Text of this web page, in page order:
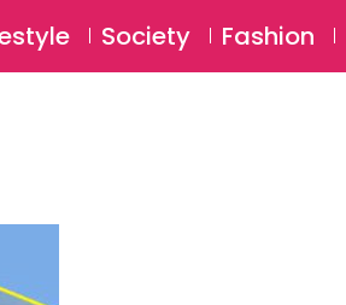
SUBSCRIBE Login
Society Fashion